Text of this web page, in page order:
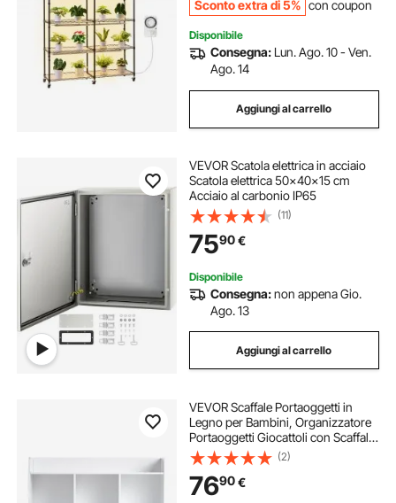
Sconto extra di 5% con coupon
Disponibile
Consegna: Lun. Ago. 10 - Ven.
Ago. 14
Aggiungi al carrello
VEVOR Scatola elettrica in acciaio
Scatola elettrica 50x40x15 cm
Acciaio al carbonio IP65
(11)
7590€
Disponibile
Consegna:non appena Gio.
Ago. 13
Aggiungi al carrello
VEVOR Scaffale Portaoggetti in
Legno per Bambini, Organizzatore
Portaoggetti Giocattoli con Scaffale
per Libri, Armadietto portaoggetti in
Legno per Giochi, per Camera
Bambini, Sala Giochi, Asilo
(2)
7690€